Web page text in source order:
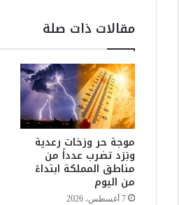
ل
ي
د
ا
ل
ي
و
ل
ع
ا
مقالات ذات صلة
موجة حر وزخات رعدية
وبَرَد تضرب عدداً من
مناطق المملكة ابتداءً
من اليوم
7 أغسطس، 2026